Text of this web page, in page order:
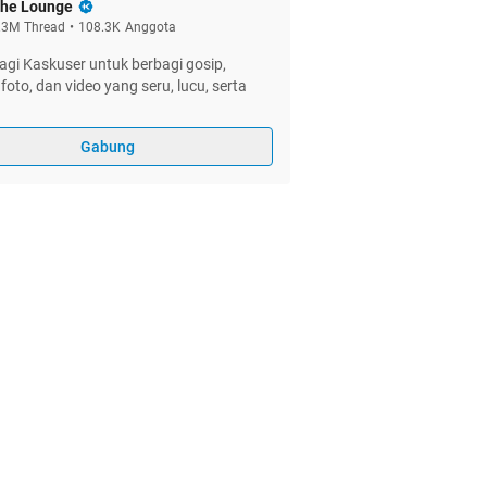
Lounge
Thread • 108.3K Anggota
Kaskuser untuk berbagi gosip,
dan video yang seru, lucu, serta
Gabung